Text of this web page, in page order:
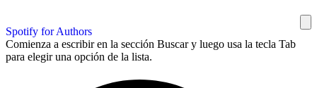
Spotify for Authors
Comienza a escribir en la sección Buscar y luego usa la tecla Tab
para elegir una opción de la lista.